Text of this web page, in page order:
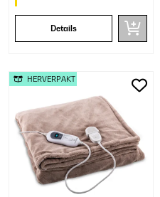
Details
HERVERPAKT